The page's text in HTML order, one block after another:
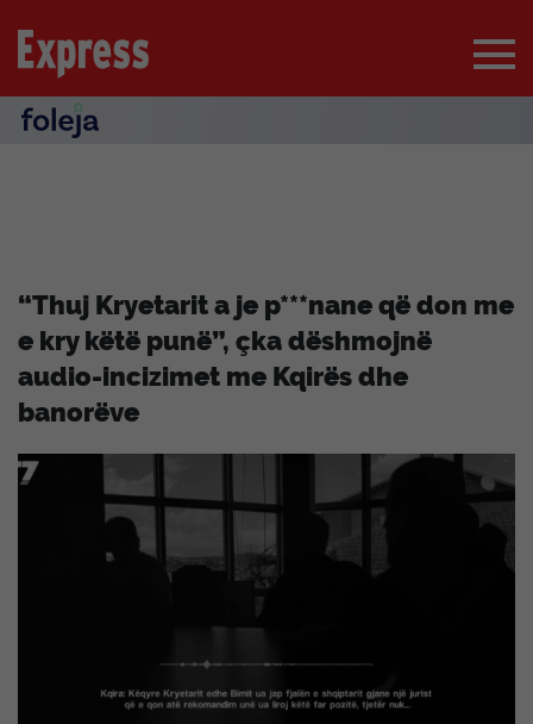
“Thuj Kryetarit a je p***nane që don me
e kry këtë punë”, çka dëshmojnë
audio-incizimet me Kqirës dhe
banorëve